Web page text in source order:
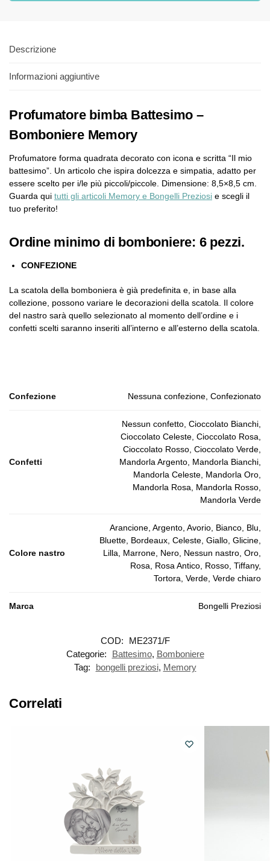
Descrizione
Informazioni aggiuntive
Profumatore bimba Battesimo –
Bomboniere Memory
Profumatore forma quadrata decorato con icona e scritta “Il mio
battesimo”. Un articolo che ispira dolcezza e simpatia, adatto per
essere scelto per i/le più piccoli/piccole. Dimensione: 8,5×8,5 cm.
Guarda qui tutti gli articoli Memory e Bongelli Preziosi e scegli il
tuo preferito!
Ordine minimo di bomboniere: 6 pezzi.
CONFEZIONE
La scatola della bomboniera è già predefinita e, in base alla
collezione, possono variare le decorazioni della scatola. Il colore
del nastro sarà quello selezionato al momento dell’ordine e i
confetti scelti saranno inseriti all’interno e all’esterno della scatola.
Confezione Nessuna confezione, Confezionato
Confetti
Nessun confetto, Cioccolato Bianchi,
Cioccolato Celeste, Cioccolato Rosa,
Cioccolato Rosso, Cioccolato Verde,
Mandorla Argento, Mandorla Bianchi,
Mandorla Celeste, Mandorla Oro,
Mandorla Rosa, Mandorla Rosso,
Mandorla Verde
Colore nastro
Arancione, Argento, Avorio, Bianco, Blu,
Bluette, Bordeaux, Celeste, Giallo, Glicine,
Lilla, Marrone, Nero, Nessun nastro, Oro,
Rosa, Rosa Antico, Rosso, Tiffany,
Tortora, Verde, Verde chiaro
Marca Bongelli Preziosi
COD:
ME2371/F
Categorie:
Battesimo, Bomboniere
Tag:
bongelli preziosi, Memory
Correlati